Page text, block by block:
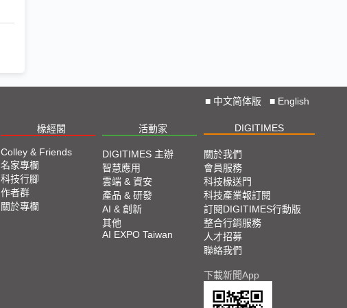
■ 中文简体版 ■ English
椽經閣 活動家 DIGITIMES
Colley & Friends
名家專欄
科技行腳
作者群
關於專欄
DIGITIMES 主辦
智慧應用
雲端 & 資安
產品 & 研發
AI & 創新
其他
AI EXPO Taiwan
關於我們
會員服務
科技椽送門
科技產業報訂閱
訂閱DIGITIMES行動版
整合行銷服務
人才招募
聯絡我們
下載新聞App